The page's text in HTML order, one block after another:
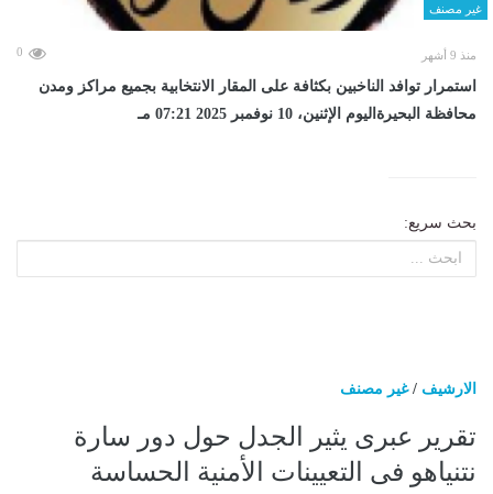
غير مصنف
منذ 9 أشهر 0
استمرار توافد الناخبين بكثافة على المقار الانتخابية بجميع مراكز ومدن
محافظة البحيرةاليوم الإثنين، 10 نوفمبر 2025 07:21 مـ
بحث سريع:
الارشيف /غير مصنف
تقرير عبرى يثير الجدل حول دور سارة
نتنياهو فى التعيينات الأمنية الحساسة